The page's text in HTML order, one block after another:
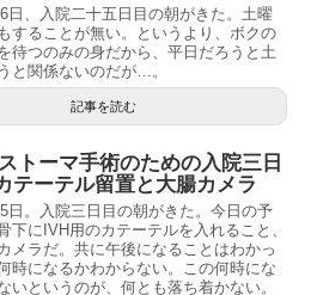
日、入院二十五日目の朝がきた。土曜
することが無い。というより、ボクの
待つのみの身だから、平日だろうと土
と関係ないのだが…。
記事を読む
トーマ手術のための入院三日
テーテル留置と大腸カメラ
日。入院三日目の朝がきた。今日の予
下にIVH用のカテーテルを入れること、
メラだ。共に午後になることはわかっ
時になるかわからない。この何時にな
いというのが、何とも落ち着かない。